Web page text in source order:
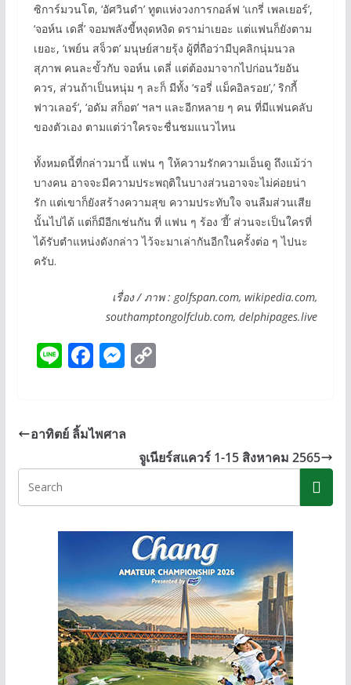
ซิการ์มวนโต, ‘อัศวินดำ’ ทูตแห่งวงการกอล์ฟ ‘แกรี่ เพลเยอร์’,
‘จอห์น เดลี่’ จอมพลังขี้หงุดหงิด ดราม่าเยอะ แต่แฟนก็ยังตาม
เยอะ, ‘เพย์น สจ็วต’ มนุษย์สายรุ้ง ผู้ที่ถือว่ามีบุคลิกนุ่มนวล
สุภาพ คนละขั้วกับ จอห์น เดลี่ แต่ต้องมาจากไปก่อนวัยอัน
ควร, ส่วนถ้าเป็นหนุ่ม ๆ ละก็ มีทั้ง ‘รอรี่ แม็คอิลรอย’,’ ริกกี้
ฟาวเลอร์’, ‘อดัม สก็อต’ ฯลฯ และอีกหลาย ๆ คน ที่มีแฟนคลับ
ของตัวเอง ตามแต่ว่าใครจะชื่นชมแนวไหน
ทั้งหมดนี้ที่กล่าวมานี้ แฟน ๆ ให้ความรักความเอ็นดู ถึงแม้ว่า
บางคน อาจจะมีความประพฤติในบางส่วนอาจจะไม่ค่อยน่า
รัก แต่เขาก็ยังสร้างความสุข ความประทับใจ จนลืมส่วนเสีย
นั้นไปได้ แต่ก็มีอีกเช่นกัน ที่ แฟน ๆ ร้อง ‘ยี้’ ส่วนจะเป็นใครที่
ได้รับตำแหน่งดังกล่าว ไว้จะมาเล่ากันอีกในครั้งต่อ ๆ ไปนะ
ครับ.
เรื่อง / ภาพ : golfspan.com, wikipedia.com,
southamptongolfclub.com, delphipages.live
Li F
b
o
k
M
e
n
g
er
C
Li
n
k
อาทิตย์ ลิ้มไพศาล
จูเนียร์สแควร์ 1-15 สิงหาคม 2565